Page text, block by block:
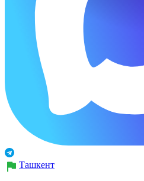
Ташкент